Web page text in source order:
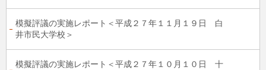
模擬評議の実施レポート＜平成２７年１１月１９日 白
井市民大学校＞
模擬評議の実施レポート＜平成２７年１０月１０日 十